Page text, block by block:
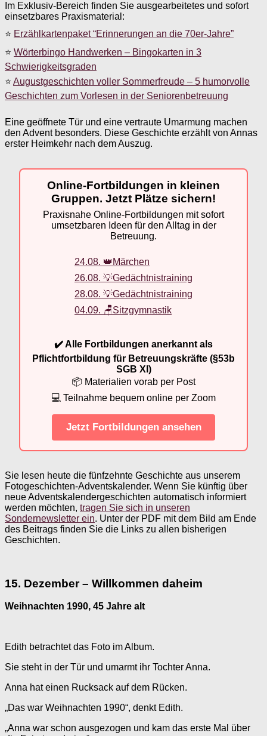
Im Exklusiv-Bereich finden Sie ausgearbeitetes und sofort
einsetzbares Praxismaterial:
⭐ Erzählkartenpaket “Erinnerungen an die 70er-Jahre”
⭐ Wörterbingo Handwerken – Bingokarten in 3
Schwierigkeitsgraden
⭐ Augustgeschichten voller Sommerfreude – 5 humorvolle
Geschichten zum Vorlesen in der Seniorenbetreuung
Eine geöffnete Tür und eine vertraute Umarmung machen
den Advent besonders. Diese Geschichte erzählt von Annas
erster Heimkehr nach dem Auszug.
Online-Fortbildungen in kleinen
Gruppen. Jetzt Plätze sichern!
Praxisnahe Online-Fortbildungen mit sofort
umsetzbaren Ideen für den Alltag in der
Betreuung.
24.08. 👑Märchen
26.08. 💡Gedächtnistraining
28.08. 💡Gedächtnistraining
04.09. 🪑Sitzgymnastik
✔️ Alle Fortbildungen anerkannt als
Pflichtfortbildung für Betreuungskräfte (§53b
SGB XI)
📦 Materialien vorab per Post
💻 Teilnahme bequem online per Zoom
Jetzt Fortbildungen ansehen
Sie lesen heute die fünfzehnte Geschichte aus unserem
Fotogeschichten-Adventskalender. Wenn Sie künftig über
neue Adventskalendergeschichten automatisch informiert
werden möchten, tragen Sie sich in unseren
Sondernewsletter ein. Unter der PDF mit dem Bild am Ende
des Beitrags finden Sie die Links zu allen bisherigen
Geschichten.
15. Dezember – Willkommen daheim
Weihnachten 1990, 45 Jahre alt
Edith betrachtet das Foto im Album.
Sie steht in der Tür und umarmt ihr Tochter Anna.
Anna hat einen Rucksack auf dem Rücken.
„Das war Weihnachten 1990“, denkt Edith.
„Anna war schon ausgezogen und kam das erste Mal über